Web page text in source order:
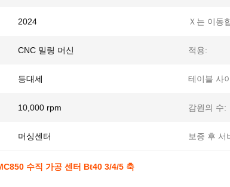
2024 Ｘ는 이동
CNC 밀링 머신 적용:
등대세 테이블 사
10,000 rpm 감원의 수:
머싱센터 보증 후 서
수직 가공 센터 Bt40 3/4/5 축